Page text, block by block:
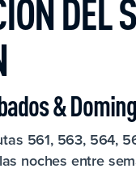
DEL
&
561, 563, 564,
noches entre